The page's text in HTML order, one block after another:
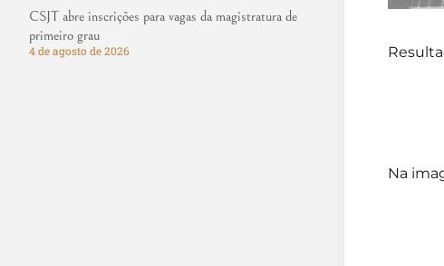
CSJT abre inscrições para vagas da magistratura de
primeiro grau
4 de agosto de 2026
Na